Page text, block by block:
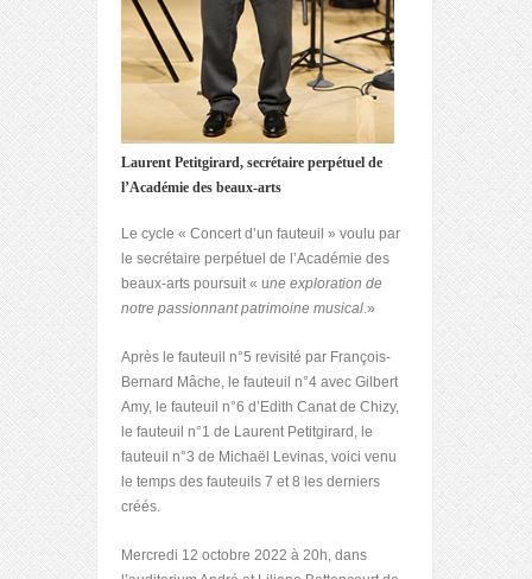
Laurent Petitgirard, secrétaire perpétuel de
l’Académie des beaux-arts
Le cycle « Concert d’un fauteuil » voulu par
le secrétaire perpétuel de l’Académie des
beaux-arts poursuit « une exploration de
notre passionnant patrimoine musical.»
Après le fauteuil n°5 revisité par François-
Bernard Mâche, le fauteuil n°4 avec Gilbert
Amy, le fauteuil n°6 d’Edith Canat de Chizy,
le fauteuil n°1 de Laurent Petitgirard, le
fauteuil n°3 de Michaël Levinas, voici venu
le temps des fauteuils 7 et 8 les derniers
créés.
Mercredi 12 octobre 2022 à 20h, dans